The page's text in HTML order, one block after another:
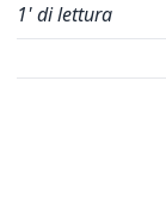
1' di lettura